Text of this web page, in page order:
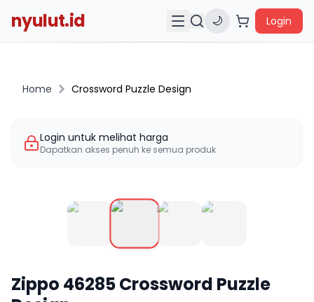
nyulut.id 🌙 Login
Home Crossword Puzzle Design
Login untuk melihat harga
Dapatkan akses penuh ke semua produk
Zippo 46285Crossword Puzzle